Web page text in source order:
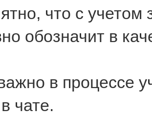
что с
обозначит в
в процессе
чате.